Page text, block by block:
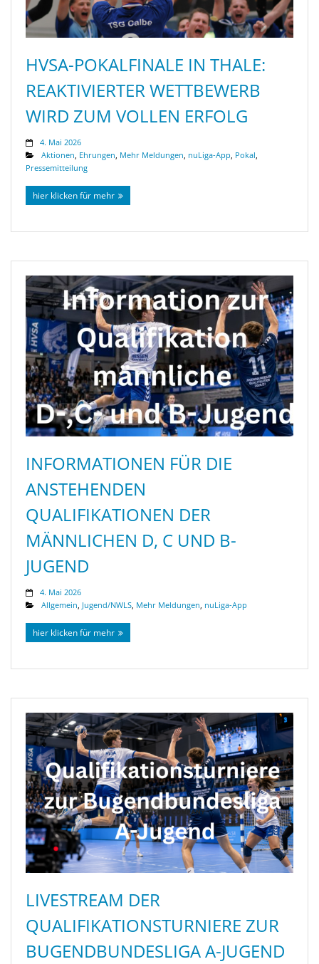
HVSA-POKALFINALE IN THALE:
REAKTIVIERTER WETTBEWERB
WIRD ZUM VOLLEN ERFOLG
4. Mai 2026
Aktionen, Ehrungen, Mehr Meldungen, nuLiga-App, Pokal,
Pressemitteilung
hier klicken für mehr
INFORMATIONEN FÜR DIE
ANSTEHENDEN
QUALIFIKATIONEN DER
MÄNNLICHEN D, C UND B-
JUGEND
4. Mai 2026
Allgemein Jugend/NWLS Mehr Meldungen nuLiga-App
hier klicken für mehr
LIVESTREAM DER
QUALIFIKATIONSTURNIERE ZUR
BUGENDBUNDESLIGA A-JUGEND